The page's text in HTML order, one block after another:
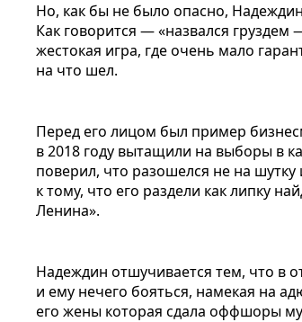
Но, как бы не было опасно, Надеждин
Как говорится — «назвался
жестокая игра, где очень мало
на что шел.
Перед его лицом был пример
в 2018 году вытащили на выборы в
поверил, что разошелся не на шутку
к тому, что его раздели как липку
Ленина».
Надеждин отшучивается тем, что в
и ему нечего бояться, намекая на
его жены которая сдала оффшоры